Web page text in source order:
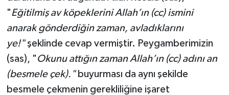
"Eğitilmiş av köpeklerini Allah’ın (cc) ismini
anarak gönderdiğin zaman, avladıklarını
ye!"şeklinde cevap vermiştir. Peygamberimizin
(sas), " Okunu attığın zaman Allah’ın (cc) adını an
(besmele çek)."buyurması da aynı şekilde
besmele çekmenin gerekliliğine işaret